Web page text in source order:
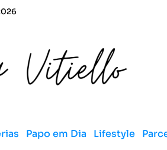
Papo em Dia Lifestyle